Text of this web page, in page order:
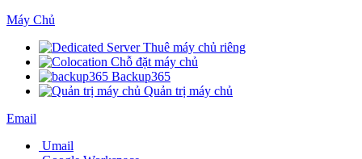
Máy Chủ
Thuê máy chủ riêng
Chỗ đặt máy chủ
Backup365
Quản trị máy chủ
Email
Umail